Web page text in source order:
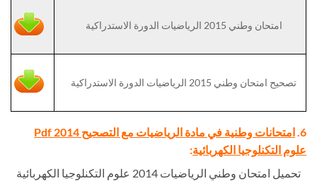
امتحان وطني 2015 الرياضيات الدورة الاستدراكية
تصحيح امتحان وطني 2015 الرياضيات الدورة الاستدراكية
6.
امتحانات وطنية في مادة الرياضيات مع التصحيح Pdf 2014
علوم التكنلوجيا الكهربائية:
تحميل امتحان وطني الرياضيات 2014 علوم التكنلوجيا الكهربائية